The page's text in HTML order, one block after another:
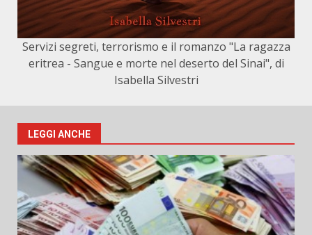
Servizi segreti, terrorismo e il romanzo "La ragazza
eritrea - Sangue e morte nel deserto del Sinai", di
Isabella Silvestri
LEGGI ANCHE